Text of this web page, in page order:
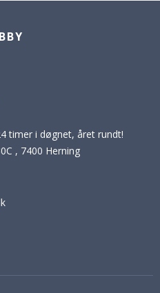
timer i døgnet, året rundt!
, 7400 Herning